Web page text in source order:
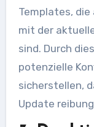
Templates,
mit der
sind. Durch
potenzielle
sicherstellen,
Update